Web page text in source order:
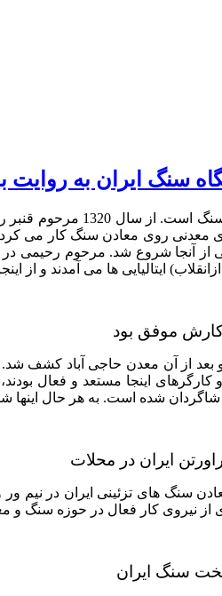
سنگ ایران به روایت
اینجا نیم ور
روی معادن سنگ کار می
از آنجا شروع شد. مرحوم رحیمی در
ایتالیایی ها می آمدند و از
موفق بود
بعد از آن معدن حاجی آباد کشف
اینجا مستعد و فعال
شده است. به هر حال اینها
ایران در محلات
سنگ های تزئینی ایران در
از نیروی کار فعال در حوزه سنگ و
سنگ ایران